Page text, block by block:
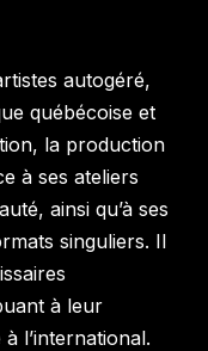
autogéré,
québécoise et
la production
à ses ateliers
ainsi qu’à ses
singuliers. Il
à leur
l’international.